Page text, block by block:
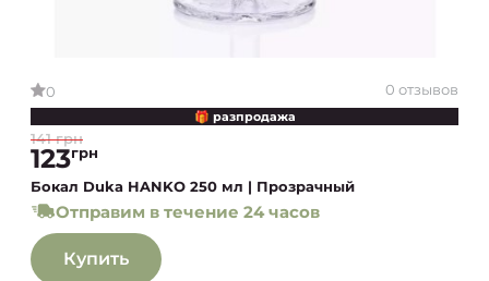
0 0 отзывов
🎁 разпродажа
141 грн
123грн
Бокал Duka HANKO 250 мл | Прозрачный
Отправим в течение 24 часов
Купить